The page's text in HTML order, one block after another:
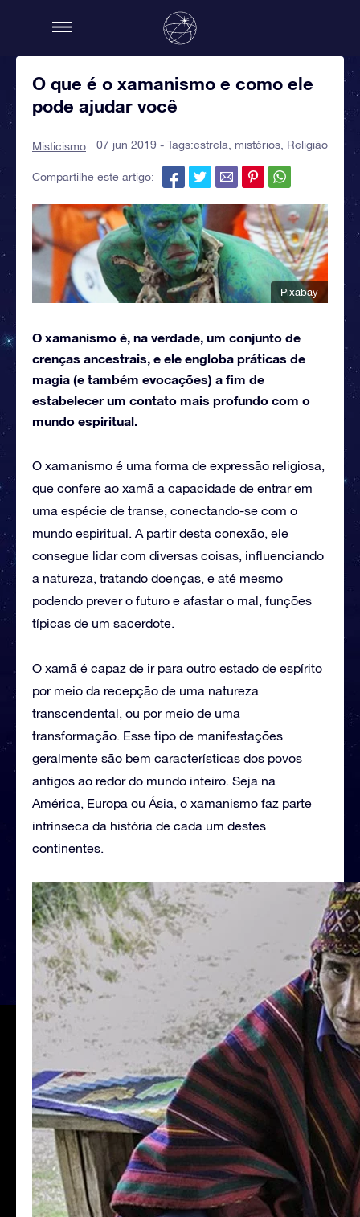
O que é o xamanismo e como ele
pode ajudar você
Misticismo 07 jun 2019 - Tags:estrela mistérios Religião
Compartilhe este artigo:
Pixabay
O xamanismo é, na verdade, um conjunto de
crenças ancestrais, e ele engloba práticas de
magia (e também evocações) a fim de
estabelecer um contato mais profundo com o
mundo espiritual.
O xamanismo é uma forma de expressão religiosa,
que confere ao xamã a capacidade de entrar em
uma espécie de transe, conectando-se com o
mundo espiritual. A partir desta conexão, ele
consegue lidar com diversas coisas, influenciando
a natureza, tratando doenças, e até mesmo
podendo prever o futuro e afastar o mal, funções
típicas de um sacerdote.
O xamã é capaz de ir para outro estado de espírito
por meio da recepção de uma natureza
transcendental, ou por meio de uma
transformação. Esse tipo de manifestações
geralmente são bem características dos povos
antigos ao redor do mundo inteiro. Seja na
América, Europa ou Ásia, o xamanismo faz parte
intrínseca da história de cada um destes
continentes.